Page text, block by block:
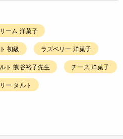
ーム 洋菓子
初級 ラズベリー 洋菓子
ト 熊谷裕子先生 チーズ 洋菓子
ー タルト